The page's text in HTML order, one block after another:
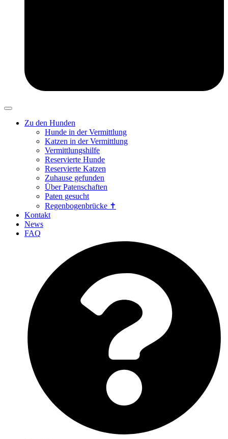
Zu den Hunden
Hunde in der Vermittlung
Katzen in der Vermittlung
Vermittlungshilfe
Reservierte Hunde
Reservierte Katzen
Zuhause gefunden
Über Patenschaften
Paten gesucht
Regenbogenbrücke ✝
Kontakt
News
FAQ